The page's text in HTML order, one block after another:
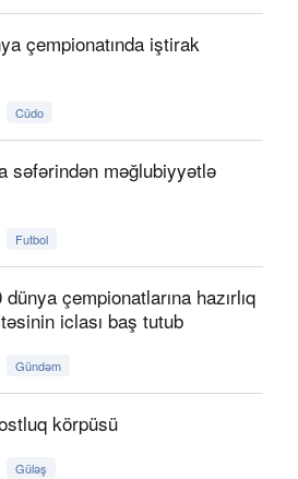
çempionatında iştirak
Cüdo
səfərindən məğlubiyyətlə
Futbol
çempionatlarına hazırlıq
iclası baş tutub
Gündəm
körpüsü
Güləş